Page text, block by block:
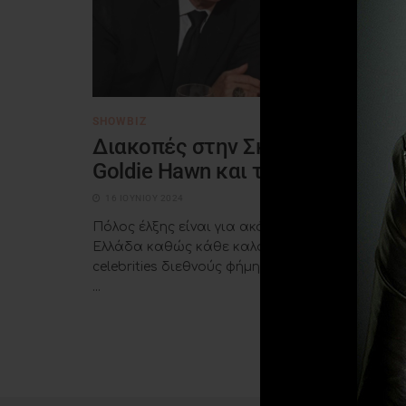
Διακοπές στην Σκιάθο για την
Goldie Hawn και τον Kurt Russell
Πόλος έλξης είναι για ακόμη μια χρονιά η
Ελλάδα καθώς κάθε καλοκαίρι, πάρα πολλοί
celebrities διεθνούς φήμης προτιμούν την
...